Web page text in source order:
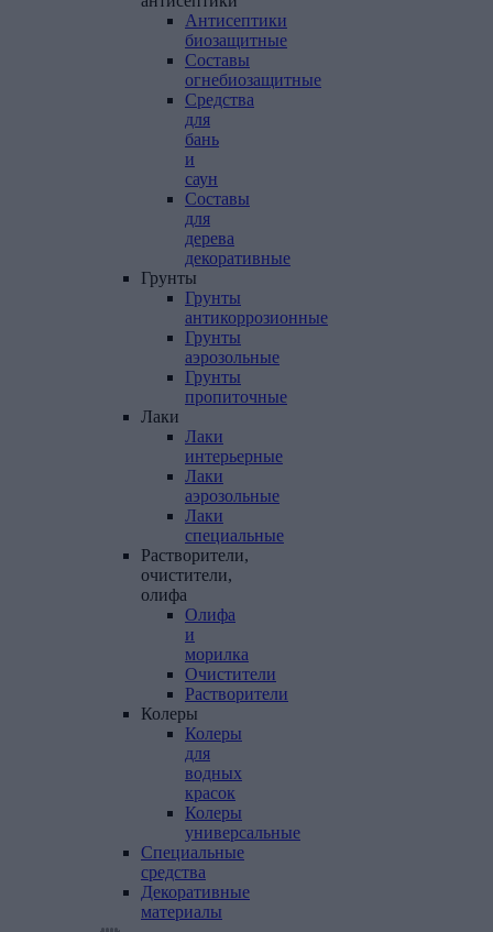
Антисептики
биозащитные
Составы
огнебиозащитные
Средства
для
бань
и
саун
Составы
для
дерева
декоративные
Грунты
Грунты
антикоррозионные
Грунты
аэрозольные
Грунты
пропиточные
Лаки
Лаки
интерьерные
Лаки
аэрозольные
Лаки
специальные
Растворители,
очистители,
олифа
Олифа
и
морилка
Очистители
Растворители
Колеры
Колеры
для
водных
красок
Колеры
универсальные
Специальные
средства
Декоративные
материалы